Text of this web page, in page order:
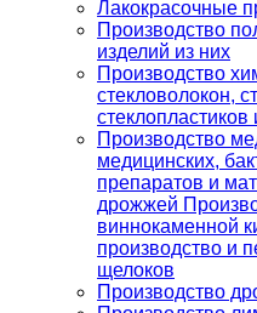
Лакокрасочные
Производство
изделий из них
Производство
стекловолокон,
стеклопластиков
Производство
медицинских,
препаратов и
дрожжей
виннокаменной
производство и
щелоков
Производство